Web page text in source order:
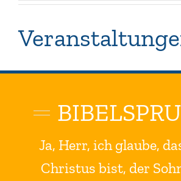
Ja, Herr, ich glaube,
Christus bist, der